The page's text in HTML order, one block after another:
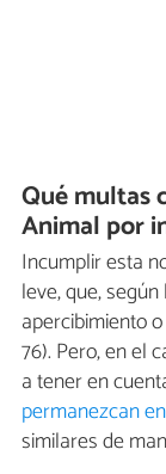
Qué multas
Animal por
Incumplir esta
leve, que,
apercibimiento o
76). Pero, en el
a tener en
permanezcan
similares de